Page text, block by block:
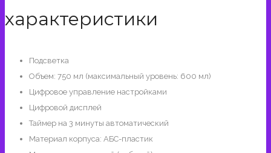
характеристики
Подсветка
Объем: 750 мл (максимальный уровень: 600 мл)
Цифровое управление настройками
Цифровой дисплей
Таймер на 3 минуты автоматический
Материал корпуса: АБС-пластик